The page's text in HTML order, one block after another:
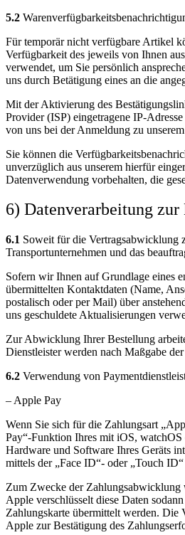
5.2
Für temporär nicht verfügbare Artikel
Verfügbarkeit des jeweils von Ihnen
verwendet, um Sie persönlich
uns durch Betätigung eines an die
Mit der Aktivierung des
Provider (ISP) eingetragene IP-
von uns bei der Anmeldung zu
Sie können die
unverzüglich aus unserem hierfür
Datenverwendung vorbehalten, die
6) Datenverarbeitung
6.1 Soweit für die Vertragsabwicklung
Transportunternehmen und das
Sofern wir Ihnen auf Grundlage eines
übermittelten Kontaktdaten (Name,
postalisch oder per Mail) über
uns geschuldete Aktualisierungen
Zur Abwicklung Ihrer Bestellung
Dienstleister werden nach Maßgabe
6.2 Verwendung von
– Apple Pay
Wenn Sie sich für die Zahlungsart
Pay“-Funktion Ihres mit iOS,
Hardware und Software Ihres Geräts
mittels der „Face ID“- oder „Touch
Zum Zwecke der Zahlungsabwicklung
Apple verschlüsselt diese Daten
Zahlungskarte übermittelt werden. Die
Apple zur Bestätigung des